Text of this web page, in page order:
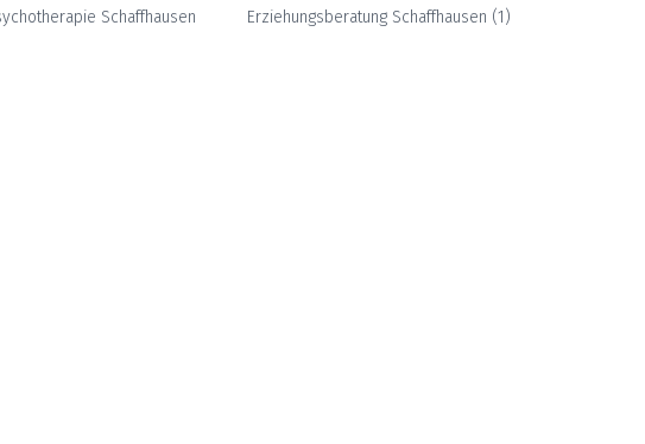
Schaffhausen
Erziehungsberatung Schaffhausen (1)